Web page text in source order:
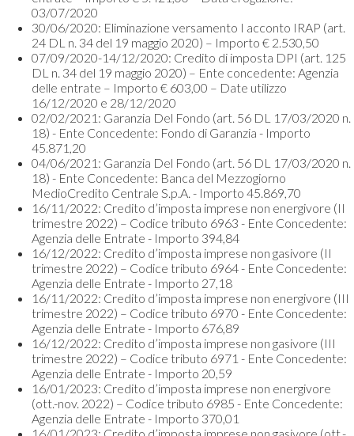
03/07/2020
30/06/2020: Eliminazione versamento I acconto IRAP (art.
24 DL n. 34 del 19 maggio 2020) – Importo € 2.530,50
07/09/2020-14/12/2020: Credito di imposta DPI (art. 125
DL n. 34 del 19 maggio 2020) – Ente concedente: Agenzia
delle entrate – Importo € 603,00 – Date utilizzo
16/12/2020 e 28/12/2020
02/02/2021: Garanzia Del Fondo (art. 56 DL 17/03/2020 n.
18) - Ente Concedente: Fondo di Garanzia - Importo
45.871,20
04/06/2021: Garanzia Del Fondo (art. 56 DL 17/03/2020 n.
18) - Ente Concedente: Banca del Mezzogiorno
MedioCredito Centrale S.p.A. - Importo 45.869,70
16/11/2022: Credito d’imposta imprese non energivore (II
trimestre 2022) – Codice tributo 6963 - Ente Concedente:
Agenzia delle Entrate - Importo 394,84
16/12/2022: Credito d’imposta imprese non gasivore (II
trimestre 2022) – Codice tributo 6964 - Ente Concedente:
Agenzia delle Entrate - Importo 27,18
16/11/2022: Credito d’imposta imprese non energivore (III
trimestre 2022) – Codice tributo 6970 - Ente Concedente:
Agenzia delle Entrate - Importo 676,89
16/12/2022: Credito d’imposta imprese non gasivore (III
trimestre 2022) – Codice tributo 6971 - Ente Concedente:
Agenzia delle Entrate - Importo 20,59
16/01/2023: Credito d’imposta imprese non energivore
(ott.-nov. 2022) – Codice tributo 6985 - Ente Concedente:
Agenzia delle Entrate - Importo 370,01